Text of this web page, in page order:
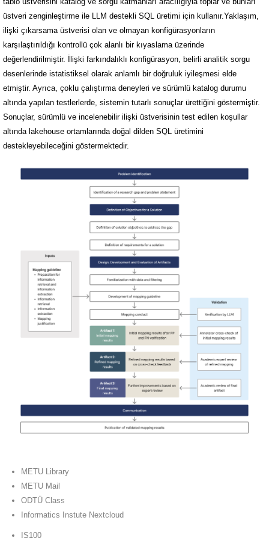
üstveri zenginleştirme ile LLM destekli SQL üretimi için kullanır.Yaklaşım,
ilişki çıkarsama üstverisi olan ve olmayan konfigürasyonların
karşılaştırıldığı kontrollü çok alanlı bir kıyaslama üzerinde
değerlendirilmiştir. İlişki farkındalıklı konfigürasyon, belirli analitik sorgu
desenlerinde istatistiksel olarak anlamlı bir doğruluk iyileşmesi elde
etmiştir. Ayrıca, çoklu çalıştırma deneyleri ve sürümlü katalog durumu
altında yapılan testlerlerde, sistemin tutarlı sonuçlar ürettiğini göstermiştir.
Sonuçlar, sürümlü ve incelenebilir ilişki üstverisinin test edilen koşullar
altında lakehouse ortamlarında doğal dilden SQL üretimini
destekleyebileceğini göstermektedir.
METU Library
METU Mail
ODTÜ Class
Informatics Instute Nextcloud
IS100